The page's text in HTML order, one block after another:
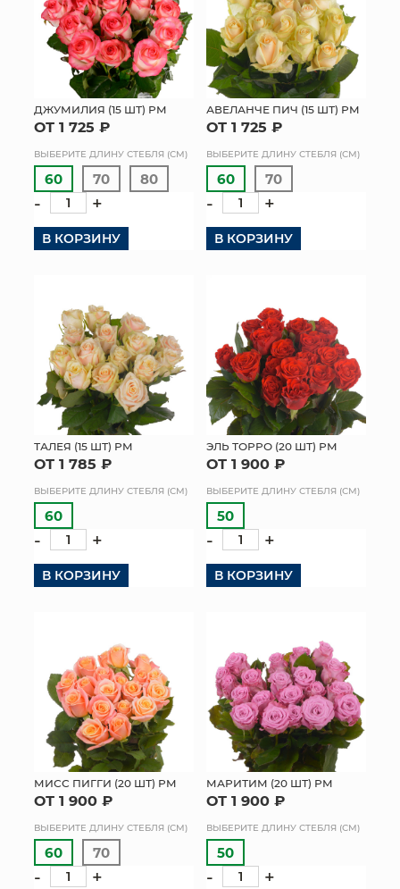
ДЖУМИЛИЯ (15 ШТ) РМ
ОТ 1 725 ₽
ВЫБЕРИТЕ ДЛИНУ СТЕБЛЯ (СМ)
60 70 80
- +
В КОРЗИНУ
АВЕЛАНЧЕ ПИЧ (15 ШТ) РМ
ОТ 1 725 ₽
ВЫБЕРИТЕ ДЛИНУ СТЕБЛЯ (СМ)
60 70
- +
В КОРЗИНУ
ТАЛЕЯ (15 ШТ) РМ
ОТ 1 785 ₽
ВЫБЕРИТЕ ДЛИНУ СТЕБЛЯ (СМ)
60
- +
В КОРЗИНУ
ЭЛЬ ТОРРО (20 ШТ) РМ
ОТ 1 900 ₽
ВЫБЕРИТЕ ДЛИНУ СТЕБЛЯ (СМ)
50
- +
В КОРЗИНУ
МИСС ПИГГИ (20 ШТ) РМ
ОТ 1 900 ₽
ВЫБЕРИТЕ ДЛИНУ СТЕБЛЯ (СМ)
60 70
- +
МАРИТИМ (20 ШТ) РМ
ОТ 1 900 ₽
ВЫБЕРИТЕ ДЛИНУ СТЕБЛЯ (СМ)
50
- +